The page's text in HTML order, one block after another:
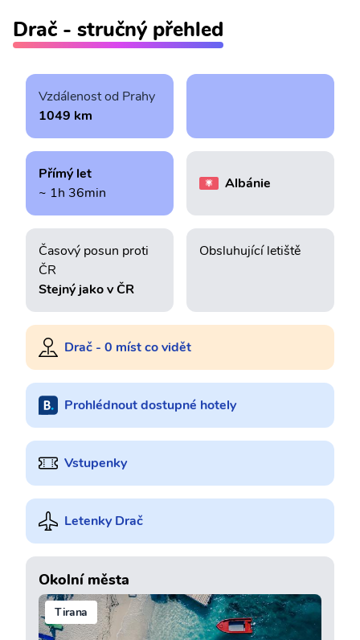
Drač - stručný přehled
Vzdálenost od Prahy
1049 km
Přímý let
~ 1h 36min
Albánie
Časový posun proti
ČR
Stejný jako v ČR
Obsluhující letiště
Drač - 0 míst co vidět
Prohlédnout dostupné hotely
Vstupenky
Letenky Drač
Okolní města
Tirana